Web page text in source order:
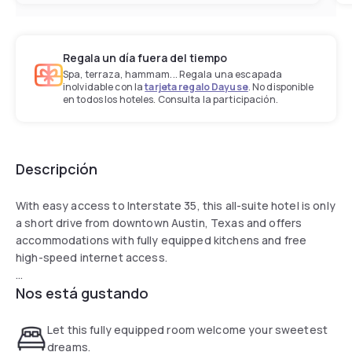
Regala un día fuera del tiempo
Spa, terraza, hammam... Regala una escapada
inolvidable con latarjeta regalo Dayuse. No disponible
en todos los hoteles. Consulta la participación.
Descripción
With easy access to Interstate 35, this all-suite hotel is only
a short drive from downtown Austin, Texas and offers
accommodations with fully equipped kitchens and free
high-speed internet access.
Sonesta Simply Suites Austin South South is a pet-friendly
facilities. Where there is also complimentary coffee. Guests
will also appreciate the hotel's outdoor barbecue grills and
Nos está gustando
Let this fully equipped room welcome your sweetest
dreams.